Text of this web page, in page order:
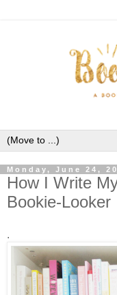
Monday, June 24,
How I Write
Bookie-Looker
.